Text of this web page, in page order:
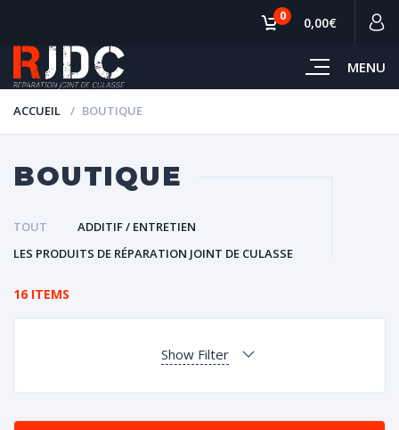
MENU
0 0,00€
ACCUEIL BOUTIQUE
BOUTIQUE
TOUT
ADDITIF / ENTRETIEN
LES PRODUITS DE RÉPARATION JOINT DE CULASSE
16 ITEMS
Show Filter